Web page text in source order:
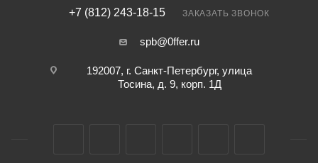
+7 (812) 243-18-15 ЗАКАЗАТЬ ЗВОНОК
spb@0ffer.ru
192007, г. Санкт-Петербург, улица
Тосина, д. 9, корп. 1Д